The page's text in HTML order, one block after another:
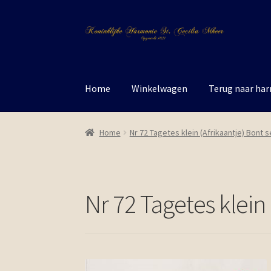
Ga
Ga
Home Winkelwagen Terug naar
Home Nr 72 Tagetes klein (Afrikaantje) Bont
Nr 72 Tagetes